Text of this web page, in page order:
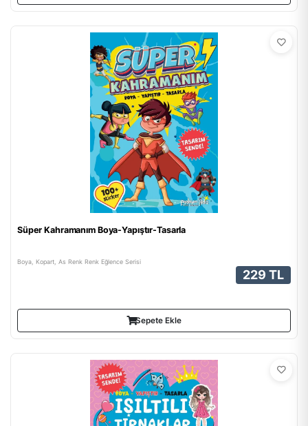
Süper Kahramanım Boya-Yapıştır-Tasarla
Boya, Kopart, As Renk Renk Eğlence Serisi
229 TL
Sepete Ekle